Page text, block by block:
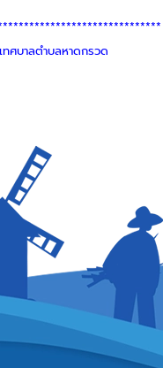
ศบาลตำบลหาดกรวด